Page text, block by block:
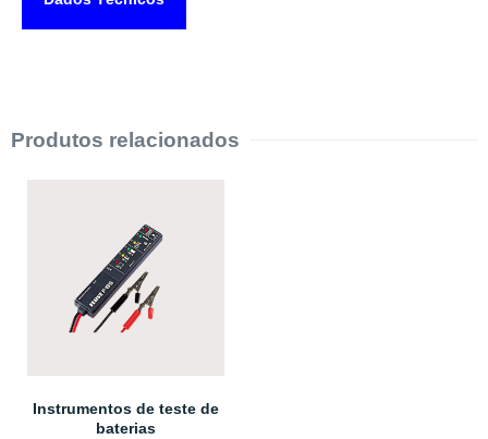
Produtos relacionados
Instrumentos de teste de
baterias